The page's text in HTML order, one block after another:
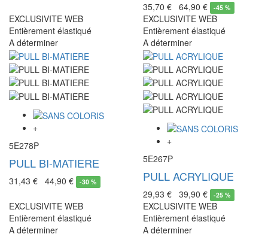
35,70 € 64,90 € -45 %
EXCLUSIVITE WEB
Entièrement élastiqué
A déterminer
+
5E278P
PULL BI-MATIERE
31,43 € 44,90 € -30 %
EXCLUSIVITE WEB
Entièrement élastiqué
A déterminer
+
5E267P
PULL ACRYLIQUE
29,93 € 39,90 € -25 %
EXCLUSIVITE WEB
Entièrement élastiqué
A déterminer
EXCLUSIVITE WEB
Entièrement élastiqué
A déterminer